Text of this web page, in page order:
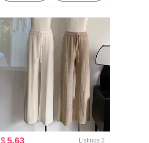
$5.63 Listings 2